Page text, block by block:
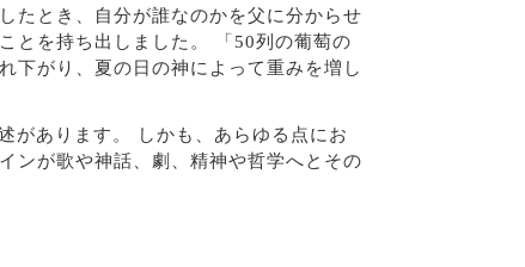
たとき、自分が誰なのかを父に分からせ
とを持ち出しました。 「50列の葡萄の
下がり、夏の日の神によって重みを増し
があります。 しかも、あらゆる点にお
ンが歌や神話、劇、精神や哲学へとその